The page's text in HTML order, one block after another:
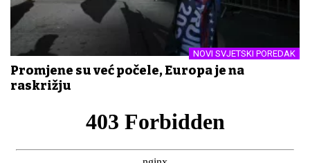
NOVI SVJETSKI POREDAK
Promjene su već počele, Europa je na
raskrižju